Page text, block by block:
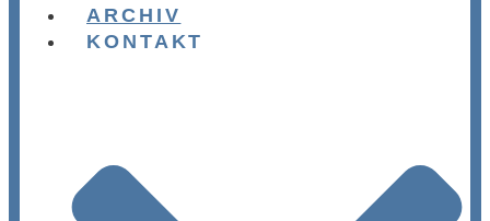
ARCHIV
KONTAKT